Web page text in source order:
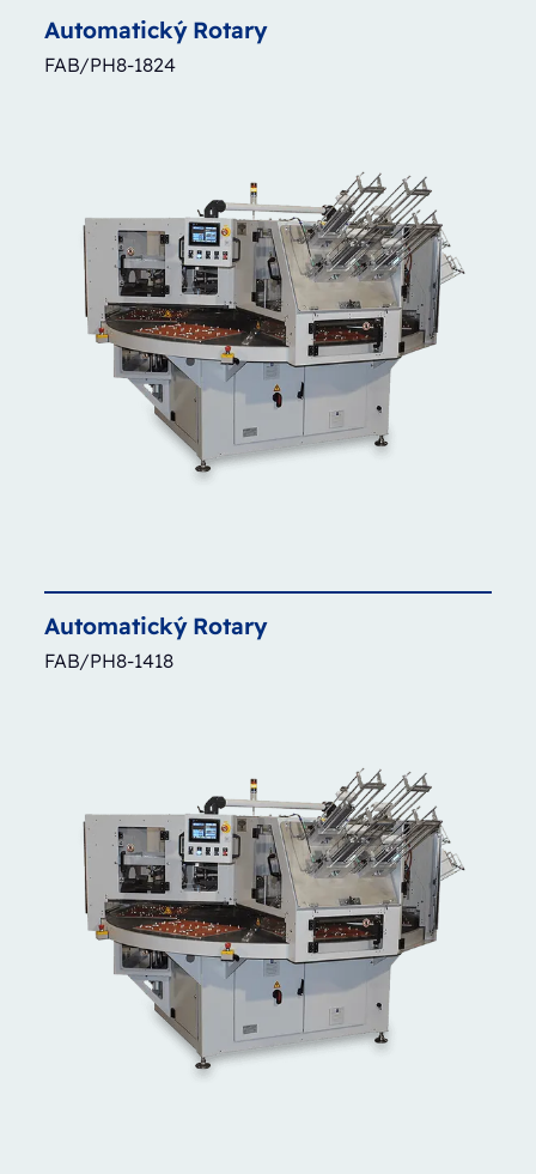
Automatický Rotary
FAB/PH8-1824
Automatický Rotary
FAB/PH8-1418